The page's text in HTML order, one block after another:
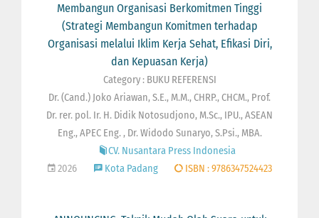
Membangun Organisasi Berkomitmen Tinggi
(Strategi Membangun Komitmen terhadap
Organisasi melalui Iklim Kerja Sehat, Efikasi Diri,
dan Kepuasan Kerja)
Category : BUKU REFERENSI
Dr. (Cand.) Joko Ariawan, S.E., M.M., CHRP., CHCM., Prof.
Dr. rer. pol. Ir. H. Didik Notosudjono, M.Sc., IPU., ASEAN
Eng., APEC Eng. , Dr. Widodo Sunaryo, S.Psi., MBA.
CV. Nusantara Press Indonesia
2026
Kota Padang ISBN : 9786347524423